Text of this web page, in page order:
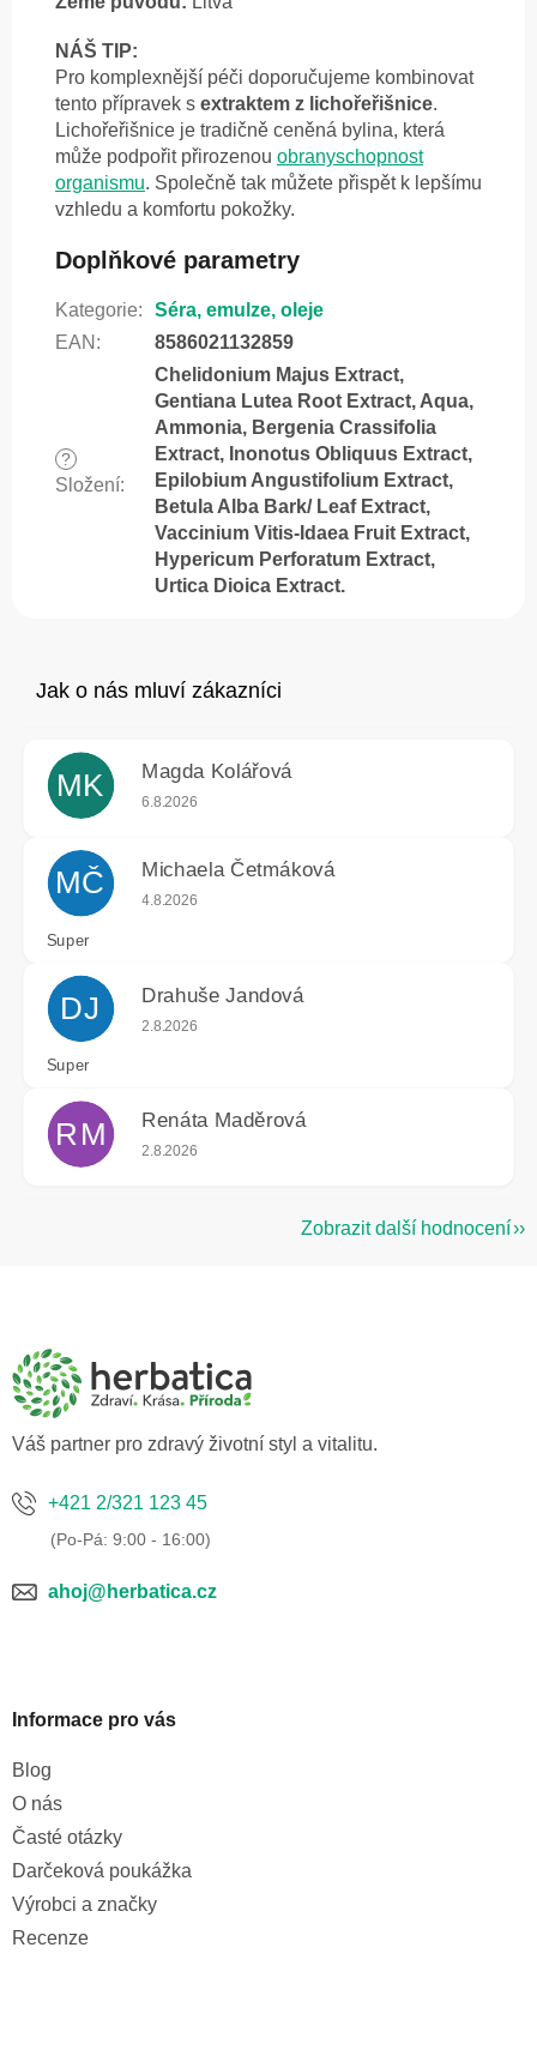
NÁŠ TIP:
Pro komplexnější péči doporučujeme kombinovat
tento přípravek s extraktem z lichořeřišnice.
Lichořeřišnice je tradičně ceněná bylina, která
může podpořit přirozenou obranyschopnost
organismu. Společně tak můžete přispět k lepšímu
vzhledu a komfortu pokožky.
Doplňkové parametry
Kategorie:
Séra, emulze, oleje
EAN : 8586021132859
?
Složení:
Chelidonium Majus Extract,
Gentiana Lutea Root Extract, Aqua,
Ammonia, Bergenia Crassifolia
Extract, Inonotus Obliquus Extract,
Epilobium Angustifolium Extract,
Betula Alba Bark/ Leaf Extract,
Vaccinium Vitis-Idaea Fruit Extract,
Hypericum Perforatum Extract,
Urtica Dioica Extract.
MK Magda Kolářová
Hodnocení obchodu je 5 z 5 hvězdiček.
6.8.2026
MČ Michaela Četmáková
Hodnocení obchodu je 5 z 5 hvězdiček.
4.8.2026
Super
DJ Drahuše Jandová
Hodnocení obchodu je 5 z 5 hvězdiček.
2.8.2026
Super
RM Renáta Maděrová
Hodnocení obchodu je 5 z 5 hvězdiček.
2.8.2026
Zobrazit další hodnocení
a
Váš partner pro zdravý životní styl a vitalitu.
+421 2/321 123 45
ahoj@herbatica.cz
Informace pro vás
Blog
O nás
Časté otázky
Darčeková poukážka
Výrobci a značky
Recenze